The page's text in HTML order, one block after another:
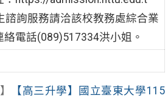
諮詢服務請洽該校教務處綜合業
絡電話(089)517334洪小姐。
【高三升學】國立臺東大學115